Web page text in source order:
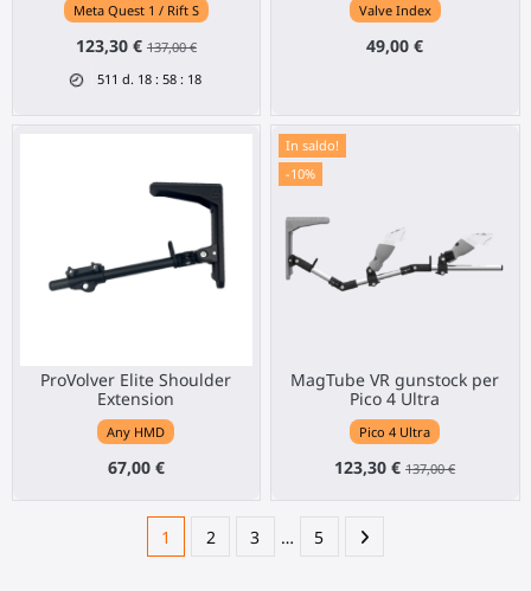
Meta Quest 1 / Rift S
123,30 € 137,00 €
511 d. 18: 58: 18
Valve Index
49,00 €
ProVolver Elite Shoulder
Extension
Any HMD
67,00 €
In saldo!
-10%
MagTube VR gunstock per
Pico 4 Ultra
Pico 4 Ultra
123,30 €137,00 €
1 2 3 … 5